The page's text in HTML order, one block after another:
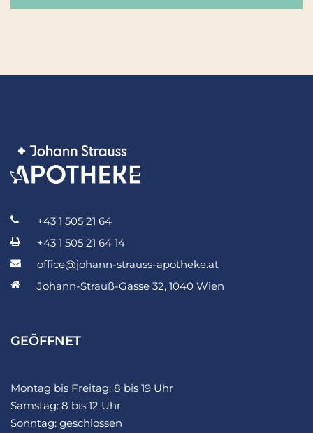
+43 1 505 21 64
+43 1 505 21 64 14
office@johann-strauss-apotheke.at
Johann-Strauß-Gasse 32, 1040 Wien
GEÖFFNET
Montag bis Freitag: 8 bis 19 Uhr
Samstag: 8 bis 12 Uhr
Sonntag: geschlossen